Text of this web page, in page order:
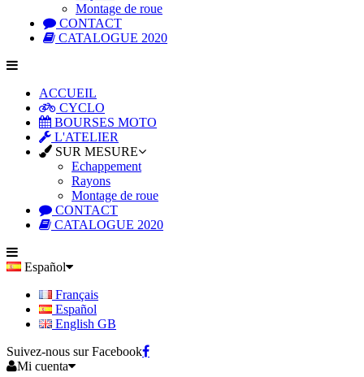
Montage de roue
CONTACT
CATALOGUE 2020
ACCUEIL
CYCLO
BOURSES MOTO
L'ATELIER
SUR MESURE
Echappement
Rayons
Montage de roue
CONTACT
CATALOGUE 2020
Español
Français
Español
English GB
Suivez-nous sur Facebook
Mi cuenta